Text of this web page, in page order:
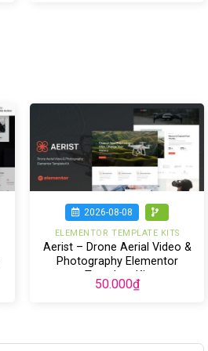
2026-08-08
ELEMENTOR TEMPLATE KITS
Aerist – Drone Aerial Video &
Photography Elementor
Template Kit
50.000₫